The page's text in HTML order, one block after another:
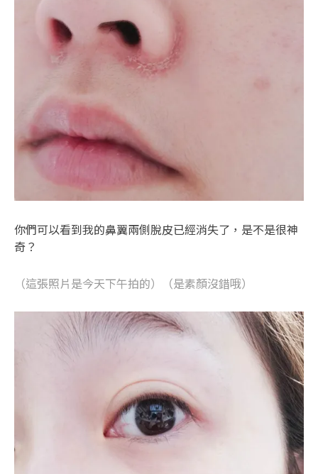
你們可以看到我的鼻翼兩側脫皮已經消失了，是不是很神
奇？
（這張照片是今天下午拍的）（是素顏沒錯哦）